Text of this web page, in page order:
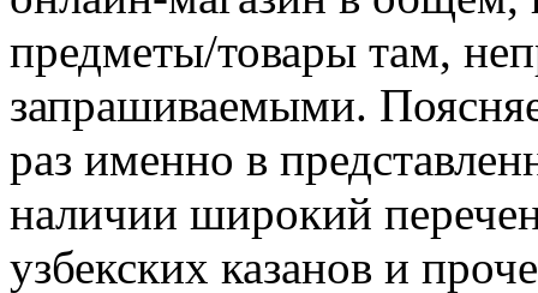
предметы/товары там,
запрашиваемыми.
раз именно в
наличии широкий
узбекских казанов и